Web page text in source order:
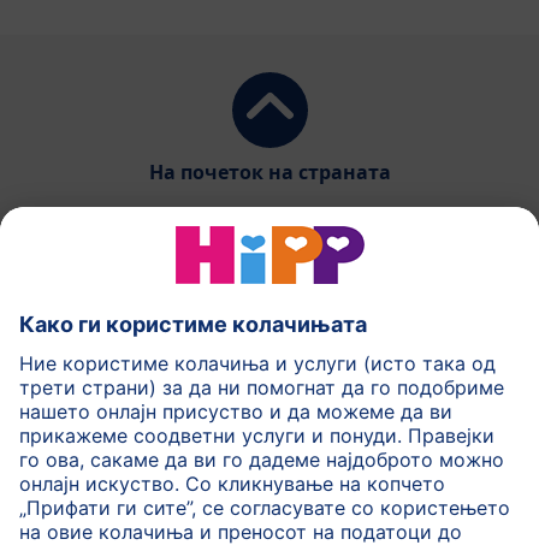
На почеток на страната
HiPP Млечни формули
HiPP Храна за бебиња
HiPP за деца
HiPP Нега за кожа
HiPP Бременост
Политика на приватност Услови на користење